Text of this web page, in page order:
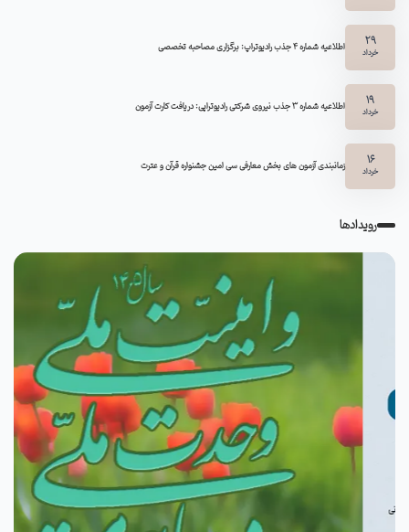
29
خرداد اطلاعیه شماره ۴ جذب رادیوتراپ: برگزاری مصاحبه تخصصی
19
خرداد اطلاعیه شماره 3 جذب نیروی شرکتی رادیوتراپی: دریافت کارت آزمون
16
خرداد زمانبندی آزمون های بخش معارفی سی امین جشنواره قرآن و عترت
رویدادها